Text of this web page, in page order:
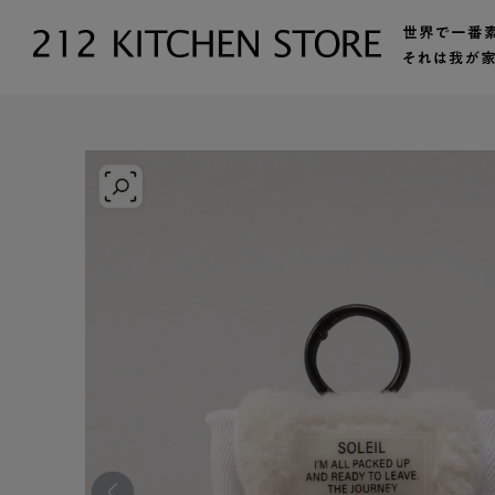
トップ 【公式】212 KITCHEN STORE（トゥーワントゥーキッチン